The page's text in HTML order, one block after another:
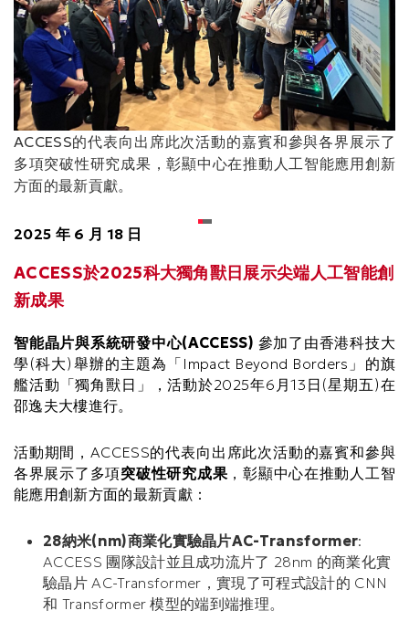
ACCESS的代表向出席此次活動的嘉賓和參與各界展示了
多項突破性研究成果，彰顯中心在推動人工智能應用創新
方面的最新貢獻。
2025 年 6 月 18 日
ACCESS於2025科大獨角獸日展示尖端人工智能創
新成果
智能晶片與系統研發中心(ACCESS) 參加了由香港科技大
學(科大)舉辦的主題為「Impact Beyond Borders」的旗
艦活動「獨角獸日」，活動於2025年6月13日(星期五)在
邵逸夫大樓進行。
活動期間，ACCESS的代表向出席此次活動的嘉賓和參與
各界展示了多項突破性研究成果 ，彰顯中心在推動人工智
能應用創新方面的最新貢獻：
28納米(nm)商業化實驗晶片AC-Transformer:
ACCESS 團隊設計並且成功流片了 28nm 的商業化實
驗晶片 AC-Transformer，實現了可程式設計的 CNN
和 Transformer 模型的端到端推理。